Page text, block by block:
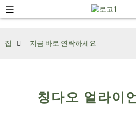
집 지금 바로 연락하세요
칭다오 얼라이